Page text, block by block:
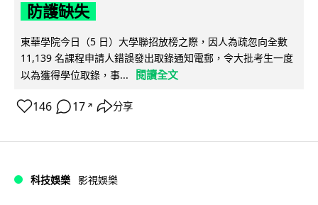
防護缺失
東華學院今日（5 日）大學聯招放榜之際，因人為疏忽向全數
11,139 名課程申請人錯誤發出取錄通知電郵，令大批考生一度
以為獲得學位取錄，事...
閱讀全文
146 17 ↗ 分享
科技娛樂 影視娛樂